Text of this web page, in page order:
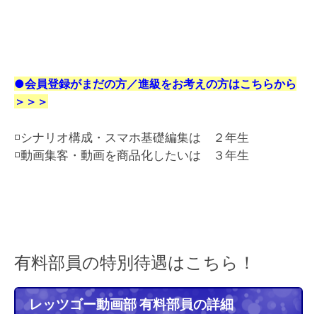
●会員登録がまだの方／進級をお考えの方はこちらから
＞＞＞
◽️シナリオ構成・スマホ基礎編集は ２年生
◽️動画集客・動画を商品化したいは ３年生
有料部員の特別待遇はこちら！
レッツゴー動画部 有料部員の詳細